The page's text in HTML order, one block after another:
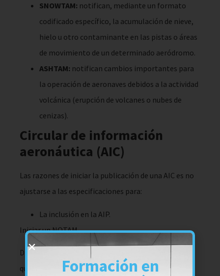
SNOWTAM: notifican, mediante un formato
codificado específico, la acumulación de nieve,
hielo u otro contaminante en las pistas o áreas
de movimiento de un determinado aeródromo.
ASHTAM: notifican cambios importantes para
la operación de aeronaves debidos a la actividad
volcánica (erupción de volcanes o nubes de
cenizas).
Circular de información
aeronáutica (AIC)
Las razones de iniciar la publicación de una AIC es no
ajustarse a las especificaciones para:
La inclusión en la AIP.
Iniciar un NOTAM.
Dicho de otro modo, una AIC contiene información
que no puede incluirse en las categorías anteriores.
Formación en